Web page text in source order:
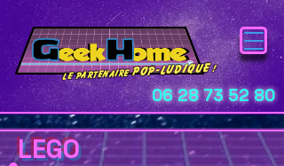
Le Partenairepop-ludique!
06 28 73 52 80
LEGO